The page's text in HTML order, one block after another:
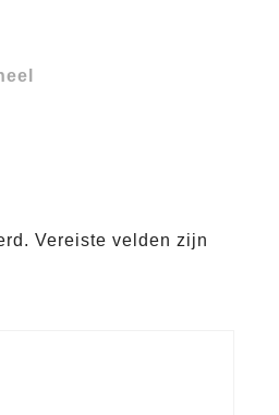
Vereiste velden zijn